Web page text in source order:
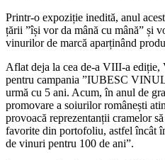
Printr-o expoziție inedită, anul
țării ”își vor da mână cu mână” și
vinurilor de marcă aparținând
Aflat deja la cea de-a VIII-a
pentru campania ”IUBESC
urmă cu 5 ani. Acum, în anul de
promovare a soiurilor românești
provoacă reprezentanții cramelor
favorite din portofoliu, astfel încât
de vinuri pentru 100 de ani”.